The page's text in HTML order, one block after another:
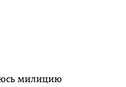
милицию